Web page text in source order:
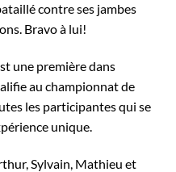
contre ses jambes
Bravo à lui!
une première dans
au championnat de
les participantes qui se
unique.
Sylvain, Mathieu et